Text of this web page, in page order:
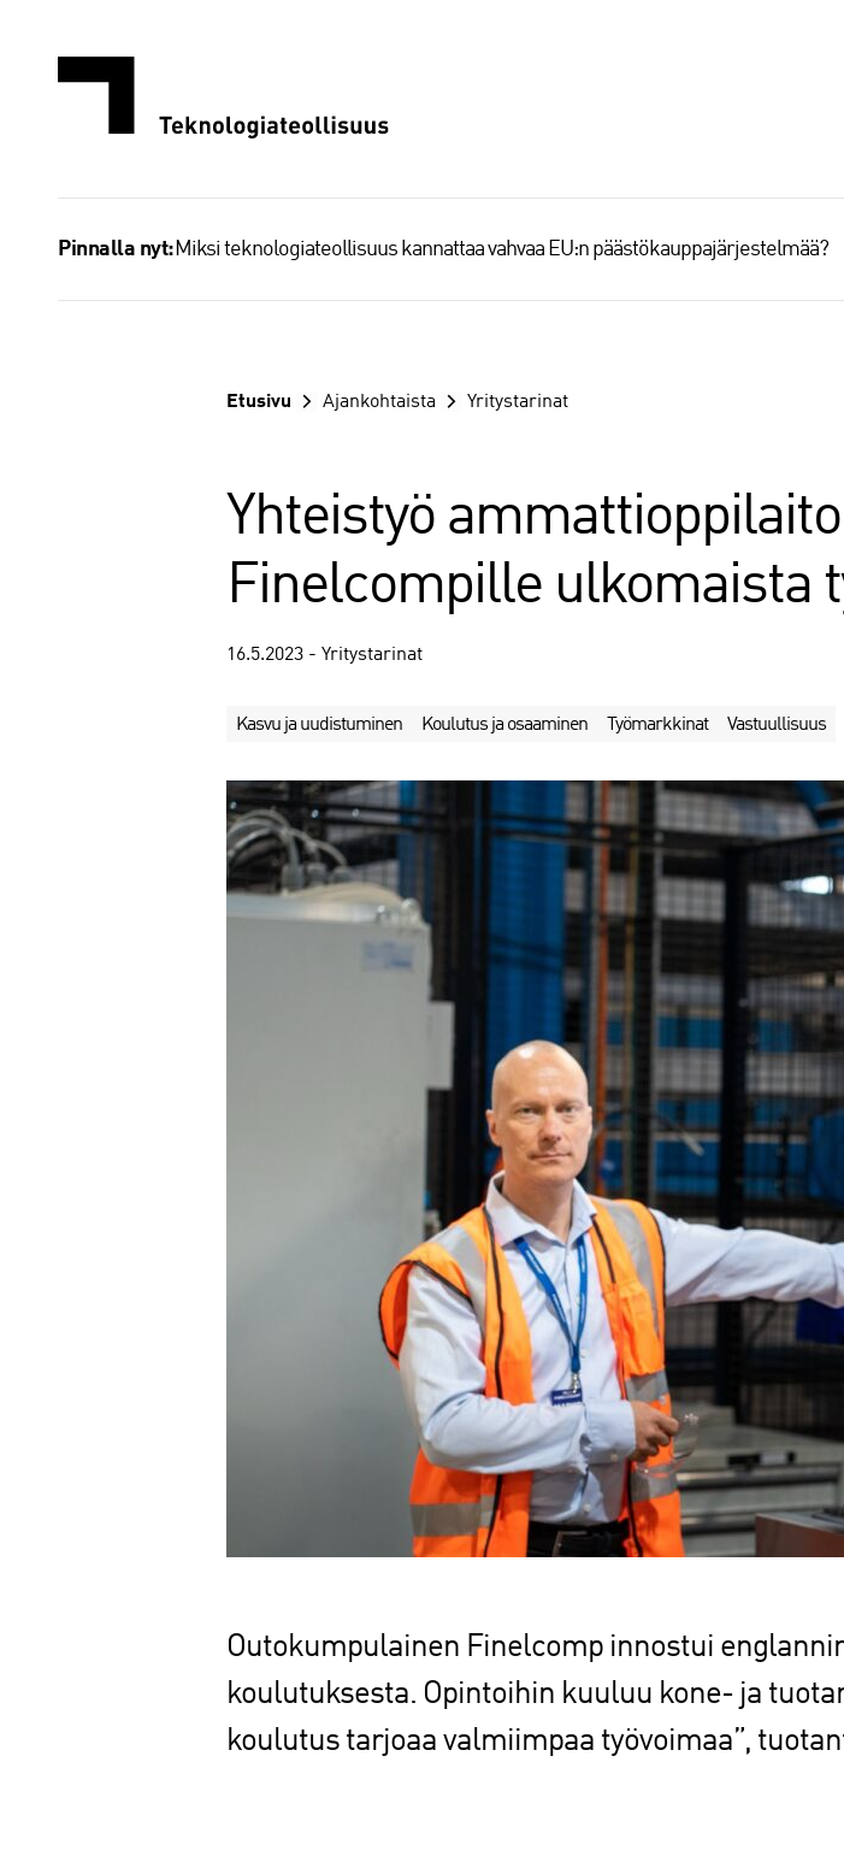
Pinnalla nyt: Miksi teknologiateollisuus kannattaa vahvaa EU:n päästökauppajärjestelmää?
Etusivu Ajankohtaista Yritystarinat
Yhteistyö
Finelcompille ulkomaista
16.5.2023 - Yritystarinat
Kasvu ja uudistuminen Koulutus ja osaaminen Työmarkkinat Vastuullisuus
Outokumpulainen Finelcomp innostui
koulutuksesta. Opintoihin kuuluu kone- ja
koulutus tarjoaa valmiimpaa työvoimaa”,